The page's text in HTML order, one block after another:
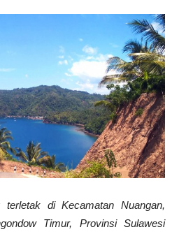
di Kecamatan Nuangan,
Timur, Provinsi Sulawesi